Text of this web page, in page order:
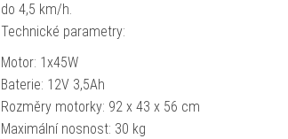
do 4,5 km/h.
Technické parametry:
Motor: 1x45W
Baterie: 12V 3,5Ah
Rozměry motorky: 92 x 43 x 56 cm
Maximální nosnost: 30 kg